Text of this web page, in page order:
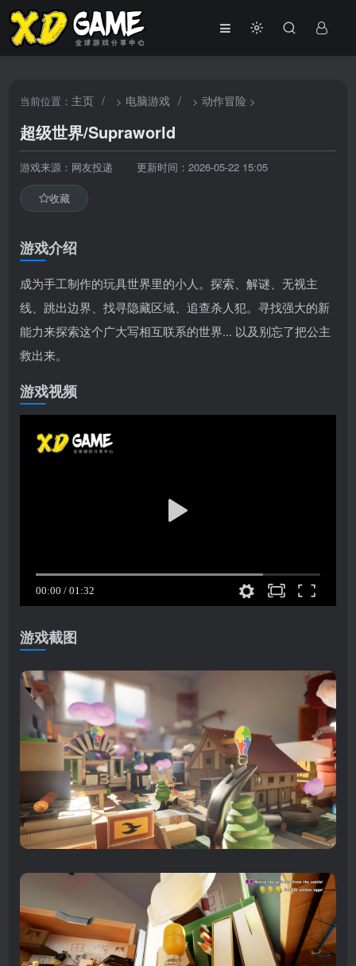
当前位置： 主页 / > 电脑游戏 / >动作冒险 >
超级世界/Supraworld
游戏来源：网友投递 更新时间：2026-05-22 15:05
收藏
游戏介绍
成为手工制作的玩具世界里的小人。探索、解谜、无视主
线、跳出边界、找寻隐藏区域、追查杀人犯。寻找强大的新
能力来探索这个广大写相互联系的世界... 以及别忘了把公主
救出来。
游戏视频
游戏截图